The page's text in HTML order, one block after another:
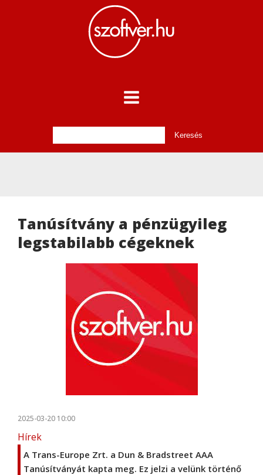
Tanúsítvány a pénzügyileg
legstabilabb cégeknek
2025-03-20 10:00
Hírek
A Trans-Europe Zrt. a Dun & Bradstreet AAA
Tanúsítványát kapta meg. Ez jelzi a velünk történő